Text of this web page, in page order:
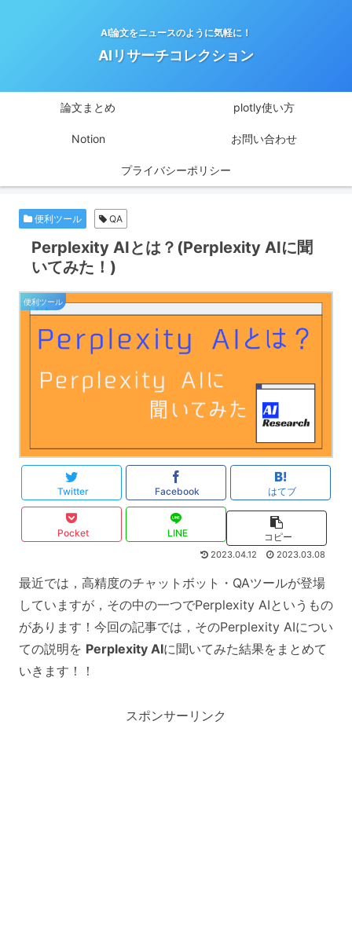
AI論文をニュースのように気軽に！
AIリサーチコレクション
論文まとめ plotly使い方
Notion お問い合わせ
プライバシーポリシー
便利ツール QA
Perplexity AIとは？(Perplexity AIに聞
いてみた！)
便利ツール
Twitter Facebook はてブ
Pocket LINE コピー
2023.04.12 2023.03.08
最近では，高精度のチャットボット・QAツールが登場
していますが，その中の一つでPerplexity AIというもの
があります！今回の記事では，そのPerplexity AIについ
ての説明を Perplexity AIに聞いてみた結果をまとめて
いきます！！
スポンサーリンク